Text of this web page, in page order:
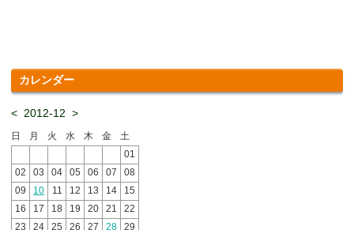
カレンダー
< 2012-12 >
日 月 火 水 木 金
土
01
02
03 04 05 06 07
08
09
10 11 12 13 14
15
16
17 18 19 20 21
22
23
24 25 26 27 28
29